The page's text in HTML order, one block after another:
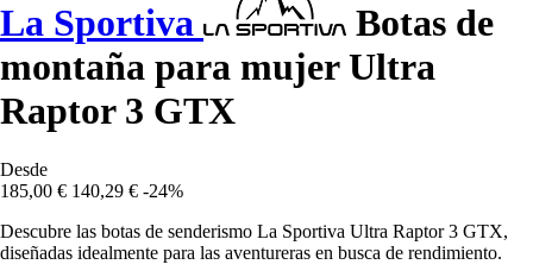
La Sportiva
Botas de
montaña para mujer Ultra
Raptor 3 GTX
Desde
185,00 € 140,29 € -24%
Descubre las botas de senderismo La Sportiva Ultra Raptor 3 GTX,
diseñadas idealmente para las aventureras en busca de rendimiento.